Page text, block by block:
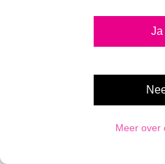
Ja
Meer over